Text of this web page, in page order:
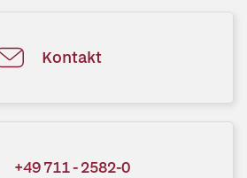
Kontakt
+49 711 - 2582-0